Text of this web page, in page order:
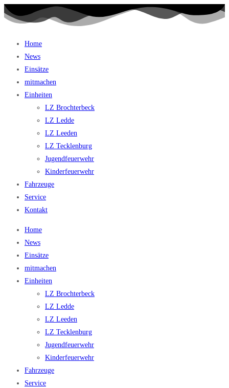
Home
News
Einsätze
mitmachen
Einheiten
LZ Brochterbeck
LZ Ledde
LZ Leeden
LZ Tecklenburg
Jugendfeuerwehr
Kinderfeuerwehr
Fahrzeuge
Service
Kontakt
Home
News
Einsätze
mitmachen
Einheiten
LZ Brochterbeck
LZ Ledde
LZ Leeden
LZ Tecklenburg
Jugendfeuerwehr
Kinderfeuerwehr
Fahrzeuge
Service